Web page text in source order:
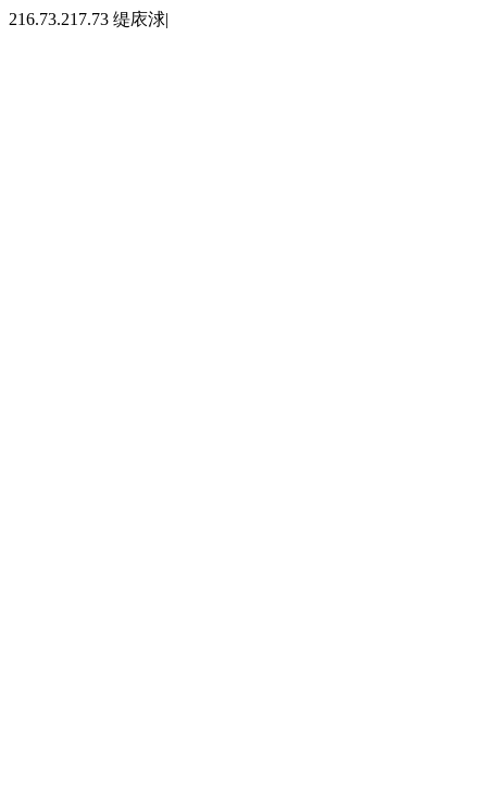
216.73.217.73 缇庡浗|